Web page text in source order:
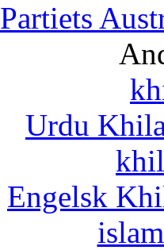
Partiets
Urdu
Engelsk